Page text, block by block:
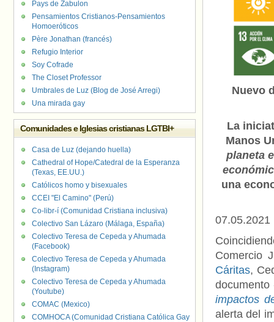
Nuevo
La
Manos
planeta
una
07.05.2021
Comercio
Cáritas,
documento
impactos
alerta del
Pays de Zabulon
Pensamientos Cristianos-Pensamientos
Homoeróticos
Père Jonathan (francés)
Refugio Interior
Soy Cofrade
The Closet Professor
Umbrales de Luz (Blog de José Arregi)
Una mirada gay
Comunidades e Iglesias cristianas LGTBI+
Casa de Luz (dejando huella)
Cathedral of Hope/Catedral de la Esperanza
(Texas, EE.UU.)
Católicos homo y bisexuales
CCEI "El Camino" (Perú)
Co-libr-í (Comunidad Cristiana inclusiva)
Colectivo San Lázaro (Málaga, España)
Colectivo Teresa de Cepeda y Ahumada
(Facebook)
Colectivo Teresa de Cepeda y Ahumada
(Instagram)
Colectivo Teresa de Cepeda y Ahumada
(Youtube)
COMAC (Mexico)
COMHOCA (Comunidad Cristiana Católica Gay